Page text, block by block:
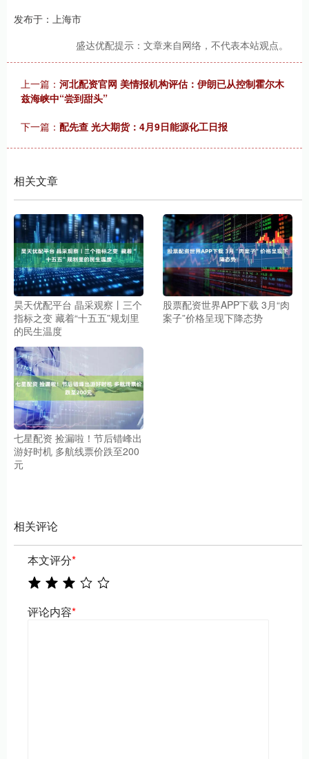
发布于：上海市
盛达优配提示：文章来自网络，不代表本站观点。
上一篇： 河北配资官网 美情报机构评估：伊朗已从控制霍尔木
兹海峡中“尝到甜头”
下一篇： 配先查 光大期货：4月9日能源化工日报
相关文章
昊天优配平台 晶采观察丨三个
指标之变 藏着“十五五”规划里
的民生温度
股票配资世界APP下载 3月“肉
案子”价格呈现下降态势
七星配资 捡漏啦！节后错峰出
游好时机 多航线票价跌至200
元
相关评论
本文评分*
评论内容*